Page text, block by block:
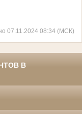
07.11.2024 08:34 (МСК)
В